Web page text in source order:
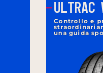
ULTRAC
Controllo e
una guida